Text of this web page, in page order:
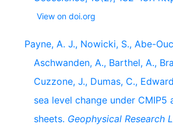
View on doi.org
Payne, A. J., Nowicki, S., Abe-
Aschwanden, A., Barthel, A.,
Cuzzone, J., Dumas, C.,
sea level change under
sheets. Geophysical Research